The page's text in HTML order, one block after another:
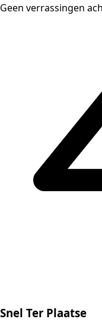
Geen verrassingen
Snel Ter Plaatse